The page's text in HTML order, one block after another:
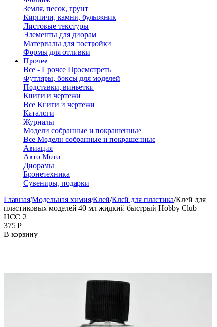
Земля, песок, грунт
Кирпичи, камни, булыжник
Листовые текстуры
Элементы для диорам
Материалы для постройки
Формы для отливки
Прочее
Все - Прочее Просмотреть
Футляры, боксы для моделей
Подставки, виньетки
Книги и чертежи
Все Книги и чертежи
Каталоги
Журналы
Модели собранные и покрашенные
Все Модели собранные и покрашенные
Авиация
Авто Мото
Диорамы
Бронетехника
Сувениры, подарки
Главная/Модельная химия/Клей/Клей для пластика/Клей для
пластиковых моделей 40 мл жидкий быстрый Hobby Club
HCC-2
‍375‍ Р
В корзину